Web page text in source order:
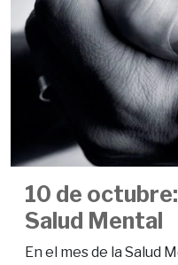
10 de
Salud Mental
En el mes de la Salud